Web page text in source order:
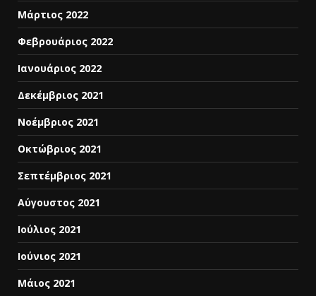
Μάρτιος 2022
Φεβρουάριος 2022
Ιανουάριος 2022
Δεκέμβριος 2021
Νοέμβριος 2021
Οκτώβριος 2021
Σεπτέμβριος 2021
Αύγουστος 2021
Ιούλιος 2021
Ιούνιος 2021
Μάιος 2021